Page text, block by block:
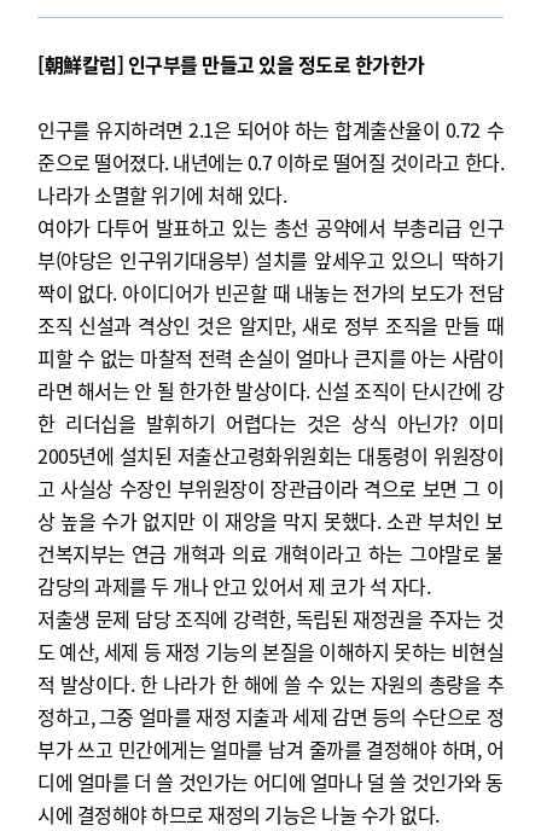
[朝鮮칼럼] 인구부를 만들고 있을 정도로 한가한가
인구를 유지하려면 2.1은 되어야 하는 합계출산율이 0.72 수
준으로 떨어졌다. 내년에는 0.7 이하로 떨어질 것이라고 한다.
나라가 소멸할 위기에 처해 있다.
여야가 다투어 발표하고 있는 총선 공약에서 부총리급 인구
부(야당은 인구위기대응부) 설치를 앞세우고 있으니 딱하기
짝이 없다. 아이디어가 빈곤할 때 내놓는 전가의 보도가 전담
조직 신설과 격상인 것은 알지만, 새로 정부 조직을 만들 때
피할 수 없는 마찰적 전력 손실이 얼마나 큰지를 아는 사람이
라면 해서는 안 될 한가한 발상이다. 신설 조직이 단시간에 강
한 리더십을 발휘하기 어렵다는 것은 상식 아닌가? 이미
2005년에 설치된 저출산고령화위원회는 대통령이 위원장이
고 사실상 수장인 부위원장이 장관급이라 격으로 보면 그 이
상 높을 수가 없지만 이 재앙을 막지 못했다. 소관 부처인 보
건복지부는 연금 개혁과 의료 개혁이라고 하는 그야말로 불
감당의 과제를 두 개나 안고 있어서 제 코가 석 자다.
저출생 문제 담당 조직에 강력한, 독립된 재정권을 주자는 것
도 예산, 세제 등 재정 기능의 본질을 이해하지 못하는 비현실
적 발상이다. 한 나라가 한 해에 쓸 수 있는 자원의 총량을 추
정하고, 그중 얼마를 재정 지출과 세제 감면 등의 수단으로 정
부가 쓰고 민간에게는 얼마를 남겨 줄까를 결정해야 하며, 어
디에 얼마를 더 쓸 것인가는 어디에 얼마나 덜 쓸 것인가와 동
시에 결정해야 하므로 재정의 기능은 나눌 수가 없다.